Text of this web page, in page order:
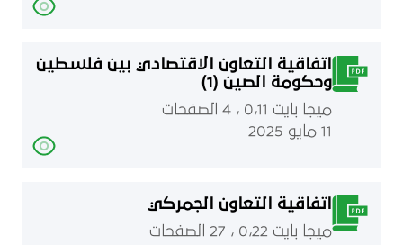
اتفاقية التعاون الاقتصادي بين فلسطين
وحكومة الصين (1)
ميجا بايت 0٫11 ، 4 الصفحات
11 مايو 2025
اتفاقية التعاون الجمركي
ميجا بايت 0٫22 ، 27 الصفحات